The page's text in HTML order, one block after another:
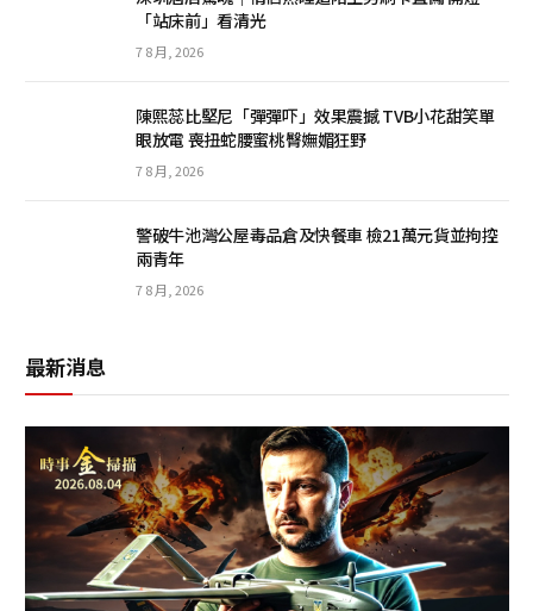
「站床前」看清光
7 8 月, 2026
陳熙蕊比堅尼「彈彈吓」效果震撼 TVB小花甜笑單
眼放電 喪扭蛇腰蜜桃臀嫵媚狂野
7 8 月, 2026
警破牛池灣公屋毒品倉及快餐車 檢21萬元貨並拘控
兩青年
7 8 月, 2026
最新消息